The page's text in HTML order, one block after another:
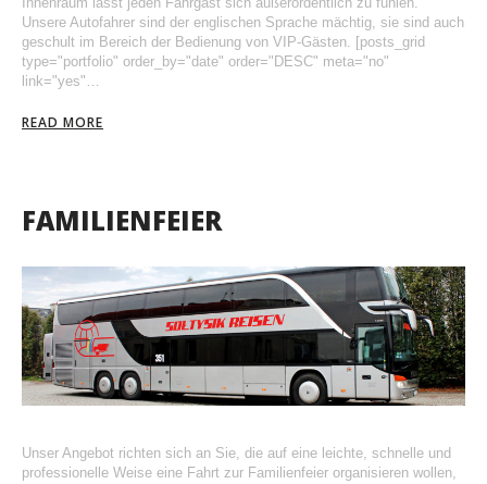
Unsere Autofahrer sind der englischen Sprache mächtig, sie sind auch
geschult im Bereich der Bedienung von VIP-Gästen. [posts_grid
type="portfolio" order_by="date" order="DESC" meta="no"
link="yes"…
READ MORE
FAMILIENFEIER
Unser Angebot richten sich an Sie, die auf eine leichte, schnelle und
professionelle Weise eine Fahrt zur Familienfeier organisieren wollen,